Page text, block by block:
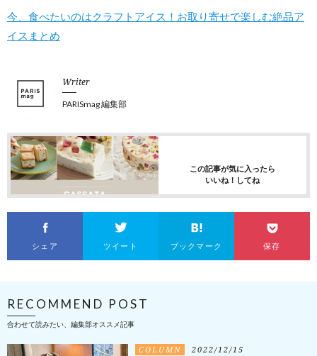
今、食べたいのはクラフトアイス！お取り寄せで楽しむ絶品ア
イスまとめ
Writer
PARISmag 編集部
この記事が気に入ったら
いいね！してね
シェア ツイート ブックマーク 保存
RECOMMEND POST
合わせて読みたい、編集部オススメ記事
COLUMN 2022/12/15